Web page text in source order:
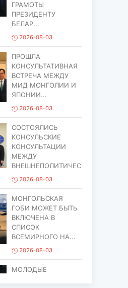
ГРАМОТЫ
ПРЕЗИДЕНТУ
БЕЛАР...
2026-08-03
ПРОШЛА
КОНСУЛЬТАТИВНАЯ
ВСТРЕЧА МЕЖДУ
МИД МОНГОЛИИ И
ЯПОНИИ...
2026-08-03
СОСТОЯЛИСЬ
КОНСУЛЬСКИЕ
КОНСУЛЬТАЦИИ
МЕЖДУ
ВНЕШНЕПОЛИТИЧЕСИМ...
2026-08-03
МОНГОЛЬСКАЯ
ГОБИ МОЖЕТ БЫТЬ
ВКЛЮЧЕНА В
СПИСОК
ВСЕМИРНОГО НА...
2026-08-03
МОЛОДЫЕ